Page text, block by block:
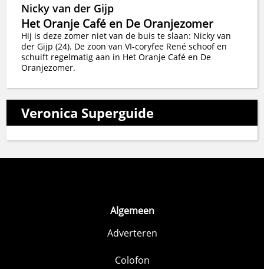
Nicky van der Gijp
Het Oranje Café en De Oranjezomer
Hij is deze zomer niet van de buis te slaan: Nicky van
der Gijp (24). De zoon van VI-coryfee René schoof en
schuift regelmatig aan in Het Oranje Café en De
Oranjezomer.
Veronica Superguide
Algemeen
Adverteren
Colofon